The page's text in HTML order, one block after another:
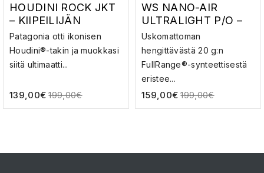
HOUDINI ROCK JKT
– KIIPEILIJÄN
TUULITAKKI
Patagonia otti ikonisen
Houdini®-takin ja muokkasi
siitä ultimaatti...
139,00€ 199,00€
WS NANO-AIR
ULTRALIGHT P/O –
KUITUTAKKI
Uskomattoman
hengittävästä 20 g:n
FullRange®-synteettisestä
eristee...
159,00€ 199,00€